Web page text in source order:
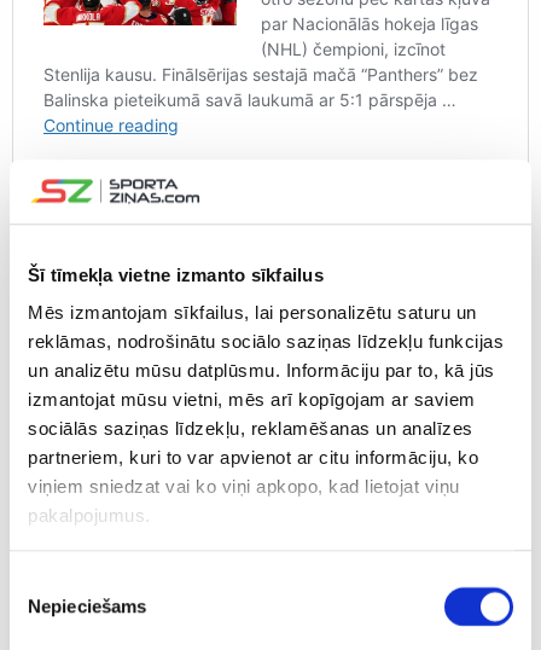
Šī tīmekļa vietne izmanto sīkfailus
Mēs izmantojam sīkfailus, lai personalizētu saturu un
reklāmas, nodrošinātu sociālo saziņas līdzekļu funkcijas
un analizētu mūsu datplūsmu. Informāciju par to, kā jūs
izmantojat mūsu vietni, mēs arī kopīgojam ar saviem
sociālās saziņas līdzekļu, reklamēšanas un analīzes
partneriem, kuri to var apvienot ar citu informāciju, ko
viņiem sniedzat vai ko viņi apkopo, kad lietojat viņu
pakalpojumus.
izvēle
Nepieciešams